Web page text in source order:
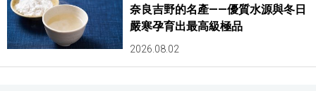
奈良吉野的名產——優質水源與冬日
嚴寒孕育出最高級極品
2026.08.02